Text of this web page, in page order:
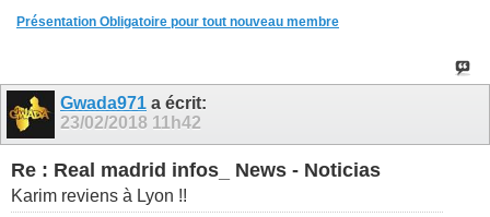
Présentation Obligatoire pour tout nouveau membre
Gwada971 a écrit:
23/02/2018 11h42
Re : Real madrid infos_ News - Noticias
Karim reviens à Lyon !!